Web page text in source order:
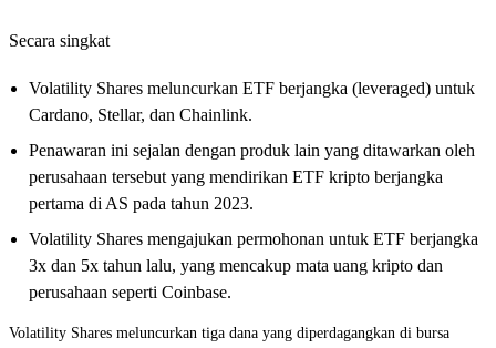
Secara singkat
Volatility Shares meluncurkan ETF berjangka (leveraged) untuk
Cardano, Stellar, dan Chainlink.
Penawaran ini sejalan dengan produk lain yang ditawarkan oleh
perusahaan tersebut yang mendirikan ETF kripto berjangka
pertama di AS pada tahun 2023.
Volatility Shares mengajukan permohonan untuk ETF berjangka
3x dan 5x tahun lalu, yang mencakup mata uang kripto dan
perusahaan seperti Coinbase.
Volatility Shares meluncurkan tiga dana yang diperdagangkan di bursa